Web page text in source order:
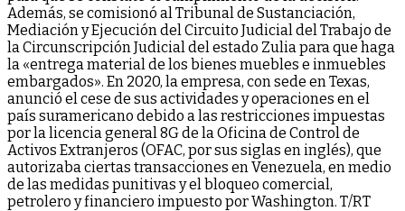
Además, se comisionó al Tribunal de Sustanciación,
Mediación y Ejecución del Circuito Judicial del Trabajo de
la Circunscripción Judicial del estado Zulia para que haga
la «entrega material de los bienes muebles e inmuebles
embargados». En 2020, la empresa, con sede en Texas,
anunció el cese de sus actividades y operaciones en el
país suramericano debido a las restricciones impuestas
por la licencia general 8G de la Oficina de Control de
Activos Extranjeros (OFAC, por sus siglas en inglés), que
autorizaba ciertas transacciones en Venezuela, en medio
de las medidas punitivas y el bloqueo comercial,
petrolero y financiero impuesto por Washington. T/RT